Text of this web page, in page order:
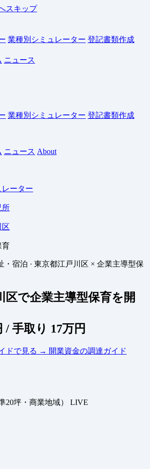
スキップ
業種別シミュレーター 登記書類作成
ニュース
業種別シミュレーター 登記書類作成
ニュース About
ーター
所
区
育
・宿泊 · 東京都江戸川区 × 企業主導型保
区で企業主導型保育を開
/ 手取り 17万円
ドで見る → 開業資金の調達ガイド
20坪・商業地域）
LIVE